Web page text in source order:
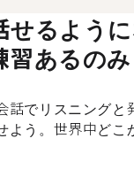
せるよう
あるのみ
話でリスニングと
よう。世界中どこ